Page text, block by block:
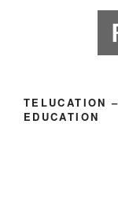
TELUCATION
EDUCATION